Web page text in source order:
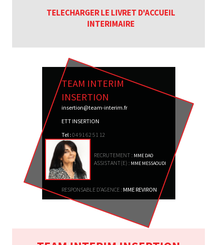
TELECHARGER LE LIVRET D'ACCUEIL
INTERIMAIRE
TEAM INTERIM
INSERTION
insertion@team-interim.fr
ETT INSERTION
Tel : 04 91 62 51 12
RECRUTEMENT : MME DAO
ASSISTANT(E) : MME MESSAOUDI
RESPONSABLE D'AGENCE : MME REVIRON